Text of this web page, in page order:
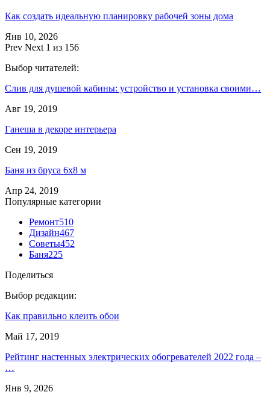
Как создать идеальную планировку рабочей зоны дома
Янв 10, 2026
Prev Next 1 из 156
Выбор читателей:
Слив для душевой кабины: устройство и установка своими…
Авг 19, 2019
Ганеша в декоре интерьера
Сен 19, 2019
Баня из бруса 6х8 м
Апр 24, 2019
Популярные категории
Ремонт510
Дизайн467
Советы452
Баня225
Поделиться
Выбор редакции:
Как правильно клеить обои
Май 17, 2019
Рейтинг настенных электрических обогревателей 2022 года –
…
Янв 9, 2026